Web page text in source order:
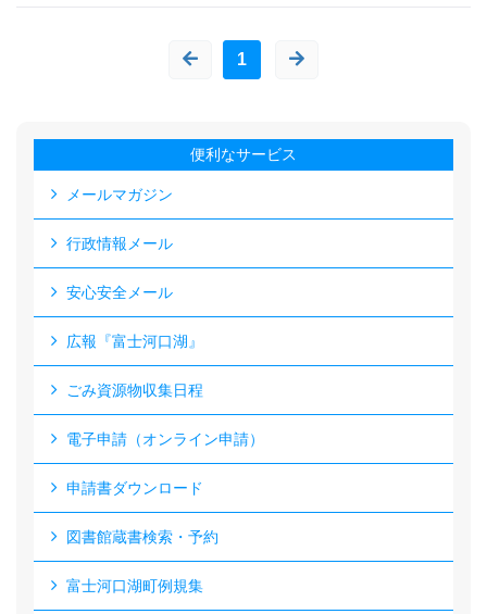
1
便利なサービス
メールマガジン
行政情報メール
安心安全メール
広報『富士河口湖』
ごみ資源物収集日程
電子申請（オンライン申請）
申請書ダウンロード
図書館蔵書検索・予約
富士河口湖町例規集